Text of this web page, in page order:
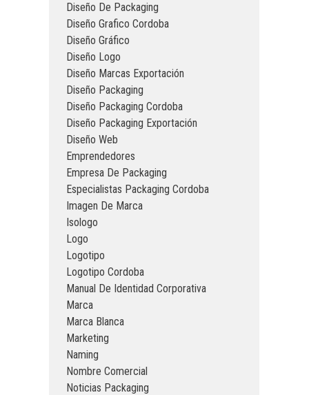
Diseño De Packaging
Diseño Grafico Cordoba
Diseño Gráfico
Diseño Logo
Diseño Marcas Exportación
Diseño Packaging
Diseño Packaging Cordoba
Diseño Packaging Exportación
Diseño Web
Emprendedores
Empresa De Packaging
Especialistas Packaging Cordoba
Imagen De Marca
Isologo
Logo
Logotipo
Logotipo Cordoba
Manual De Identidad Corporativa
Marca
Marca Blanca
Marketing
Naming
Nombre Comercial
Noticias Packaging